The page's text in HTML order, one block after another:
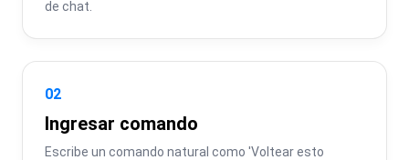
de chat.
02
Ingresar comando
Escribe un comando natural como 'Voltear esto